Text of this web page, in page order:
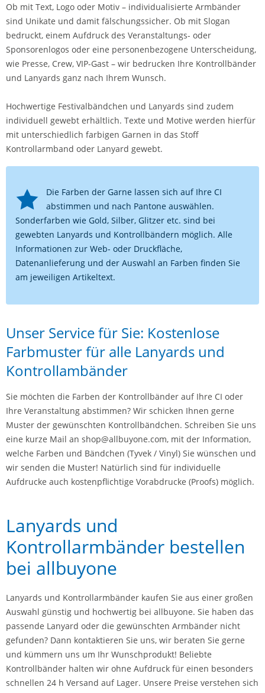
Ob mit Text, Logo oder Motiv – individualisierte Armbänder
sind Unikate und damit fälschungssicher. Ob mit Slogan
bedruckt, einem Aufdruck des Veranstaltungs- oder
Sponsorenlogos oder eine personenbezogene Unterscheidung,
wie Presse, Crew, VIP-Gast – wir bedrucken Ihre Kontrollbänder
und Lanyards ganz nach Ihrem Wunsch.
Hochwertige Festivalbändchen und Lanyards sind zudem
individuell gewebt erhältlich. Texte und Motive werden hierfür
mit unterschiedlich farbigen Garnen in das Stoff
Kontrollarmband oder Lanyard gewebt.
Die Farben der Garne lassen sich auf Ihre CI
abstimmen und nach Pantone auswählen.
Sonderfarben wie Gold, Silber, Glitzer etc. sind bei
gewebten Lanyards und Kontrollbändern möglich. Alle
Informationen zur Web- oder Druckfläche,
Datenanlieferung und der Auswahl an Farben finden Sie
am jeweiligen Artikeltext.
Unser Service für Sie: Kostenlose
Farbmuster für alle Lanyards und
Kontrollambänder
Sie möchten die Farben der Kontrollbänder auf Ihre CI oder
Ihre Veranstaltung abstimmen? Wir schicken Ihnen gerne
Muster der gewünschten Kontrollbändchen. Schreiben Sie uns
eine kurze Mail an shop@allbuyone.com, mit der Information,
welche Farben und Bändchen (Tyvek / Vinyl) Sie wünschen und
wir senden die Muster! Natürlich sind für individuelle
Aufdrucke auch kostenpflichtige Vorabdrucke (Proofs) möglich.
Lanyards und
Kontrollarmbänder bestellen
bei allbuyone
Lanyards und Kontrollarmbänder kaufen Sie aus einer großen
Auswahl günstig und hochwertig bei allbuyone. Sie haben das
passende Lanyard oder die gewünschten Armbänder nicht
gefunden? Dann kontaktieren Sie uns, wir beraten Sie gerne
und kümmern uns um Ihr Wunschprodukt! Beliebte
Kontrollbänder halten wir ohne Aufdruck für einen besonders
schnellen 24 h Versand auf Lager. Unsere Preise verstehen sich